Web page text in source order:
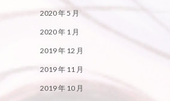
2020 年 5 月
2020 年 1 月
2019 年 12 月
2019 年 11 月
2019 年 10 月